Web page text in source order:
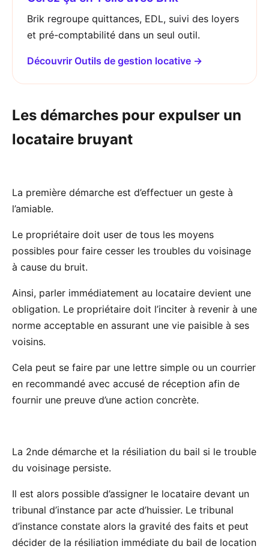
Brik regroupe quittances, EDL, suivi des loyers
et pré-comptabilité dans un seul outil.
Découvrir Outils de gestion locative →
Les démarches pour expulser un
locataire bruyant
La première démarche est d’effectuer un geste à
l’amiable.
Le propriétaire doit user de tous les moyens
possibles pour faire cesser les troubles du voisinage
à cause du bruit.
Ainsi, parler immédiatement au locataire devient une
obligation. Le propriétaire doit l’inciter à revenir à une
norme acceptable en assurant une vie paisible à ses
voisins.
Cela peut se faire par une lettre simple ou un courrier
en recommandé avec accusé de réception afin de
fournir une preuve d’une action concrète.
La 2nde démarche et la résiliation du bail si le trouble
du voisinage persiste.
Il est alors possible d’assigner le locataire devant un
tribunal d’instance par acte d’huissier. Le tribunal
d’instance constate alors la gravité des faits et peut
décider de la résiliation immédiate du bail de location